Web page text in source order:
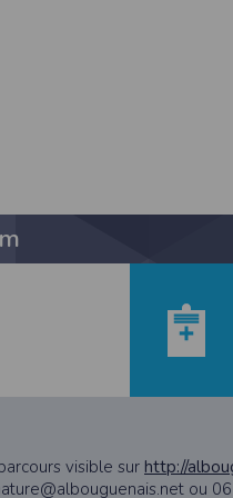
visible sur http://
ou
de la prestation. Les
Nous vous informons que
Néanmoins, vos réponses
des données collectées
serveur et à l'interface
appropriées ont été
aux données
du Participant,
met à disposition des
activer dans son événement.
site que les modalités et
question relative aux présentes